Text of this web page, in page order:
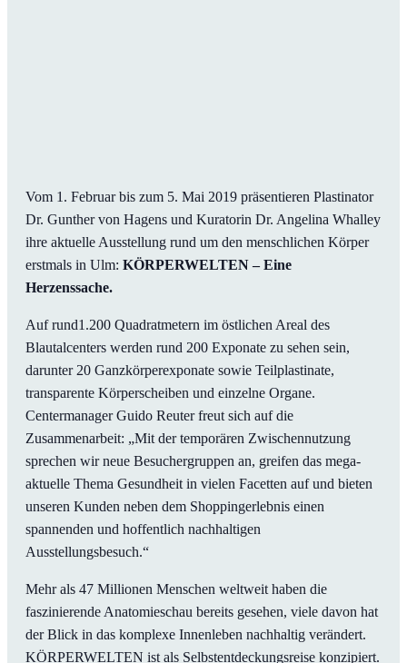
Vom 1. Februar bis zum 5. Mai 2019 präsentieren Plastinator
Dr. Gunther von Hagens und Kuratorin Dr. Angelina Whalley
ihre aktuelle Ausstellung rund um den menschlichen Körper
erstmals in Ulm: KÖRPERWELTEN – Eine
Herzenssache.
Auf rund1.200 Quadratmetern im östlichen Areal des
Blautalcenters werden rund 200 Exponate zu sehen sein,
darunter 20 Ganzkörperexponate sowie Teilplastinate,
transparente Körperscheiben und einzelne Organe.
Centermanager Guido Reuter freut sich auf die
Zusammenarbeit: „Mit der temporären Zwischennutzung
sprechen wir neue Besuchergruppen an, greifen das mega-
aktuelle Thema Gesundheit in vielen Facetten auf und bieten
unseren Kunden neben dem Shoppingerlebnis einen
spannenden und hoffentlich nachhaltigen
Ausstellungsbesuch.“
Mehr als 47 Millionen Menschen weltweit haben die
faszinierende Anatomieschau bereits gesehen, viele davon hat
der Blick in das komplexe Innenleben nachhaltig verändert.
KÖRPERWELTEN ist als Selbstentdeckungsreise konzipiert.